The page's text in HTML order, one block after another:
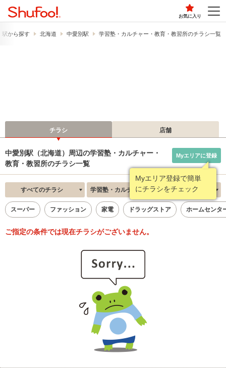
お気に入り
駅から探す 北海道 中愛別駅 学習塾・カルチャー・教育・教習所のチラシ一覧
チラシ 店舗
中愛別駅（北海道）周辺の学習塾・カルチャー・
教育・教習所のチラシ一覧
Myエリア登録で簡単
にチラシをチェック
Myエリアに登録
すべてのチラシ 学習塾・カルチャー・教育・教習所 新着順
スーパー ファッション 家電 ドラッグストア ホームセンタ
ご指定の条件では現在チラシがございません。